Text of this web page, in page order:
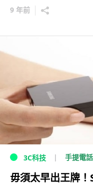
9 年前
3C科技 手提電話
毋須太早出王牌